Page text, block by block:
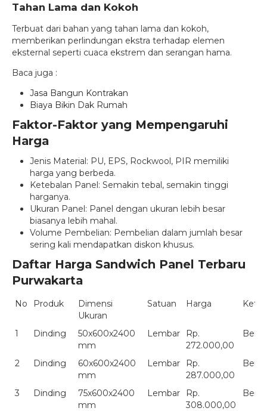
Tahan Lama dan Kokoh
Terbuat dari bahan yang tahan lama dan kokoh,
memberikan perlindungan ekstra terhadap elemen
eksternal seperti cuaca ekstrem dan serangan hama.
Baca juga :
Jasa Bangun Kontrakan
Biaya Bikin Dak Rumah
Faktor-Faktor yang Mempengaruhi
Harga
Jenis Material: PU, EPS, Rockwool, PIR memiliki
harga yang berbeda.
Ketebalan Panel: Semakin tebal, semakin tinggi
harganya.
Ukuran Panel: Panel dengan ukuran lebih besar
biasanya lebih mahal.
Volume Pembelian: Pembelian dalam jumlah besar
sering kali mendapatkan diskon khusus.
Daftar Harga Sandwich Panel Terbaru
Purwakarta
No Produk
Dimensi
Ukuran
Satuan Harga
1 Dinding
50x600x2400
mm
Lembar
Rp.
272.000,00
2 Dinding
60x600x2400
mm
Lembar
Rp.
287.000,00
3 Dinding
75x600x2400
mm
Lembar
Rp.
308.000,00